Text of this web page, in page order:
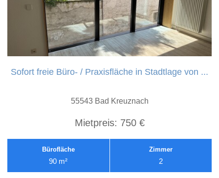
Sofort freie Büro- / Praxisfläche in Stadtlage von ...
55543 Bad Kreuznach
Mietpreis: 750 €
Bürofläche
90 m²
Zimmer
2